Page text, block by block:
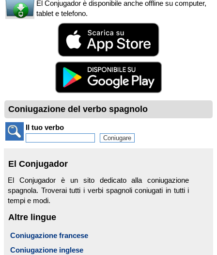
El Conjugador è disponibile anche offline su computer,
tablet e telefono.
Coniugazione del verbo spagnolo
Il tuo verbo
El Conjugador
El Conjugador è un sito dedicato alla coniugazione
spagnola. Troverai tutti i verbi spagnoli coniugati in tutti i
tempi e modi.
Altre lingue
Coniugazione francese
Coniugazione inglese